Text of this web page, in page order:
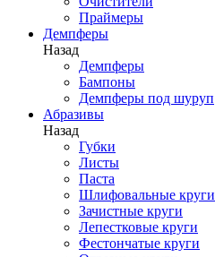
Праймеры
Демпферы
Назад
Демпферы
Бампоны
Демпферы под шуруп
Абразивы
Назад
Губки
Листы
Паста
Шлифовальные круги
Зачистные круги
Лепестковые круги
Фестончатые круги